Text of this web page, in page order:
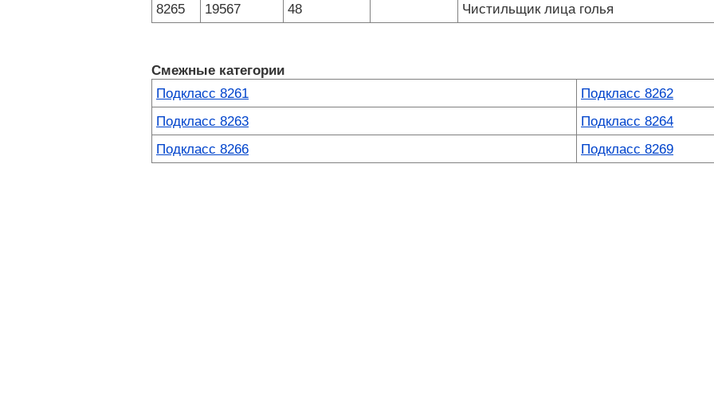
8265 19567 48 Чистильщик лица голья
Смежные категории
Подкласс 8261
Подкласс 8262
Подкласс 8263
Подкласс 8264
Подкласс 8266
Подкласс 8269